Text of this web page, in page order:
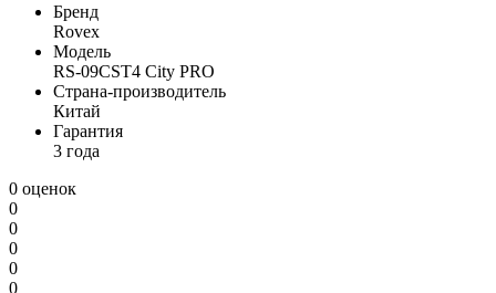
Бренд
Rovex
Модель
RS-09CST4 City PRO
Страна-производитель
Китай
Гарантия
3 года
0 оценок
0
0
0
0
0